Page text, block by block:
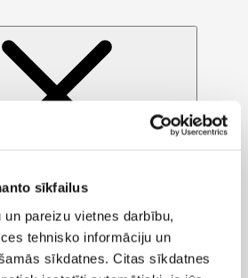
sīkfailus
un pareizu vietnes darbību,
tehnisko informāciju un
sīkdatnes. Citas sīkdatnes